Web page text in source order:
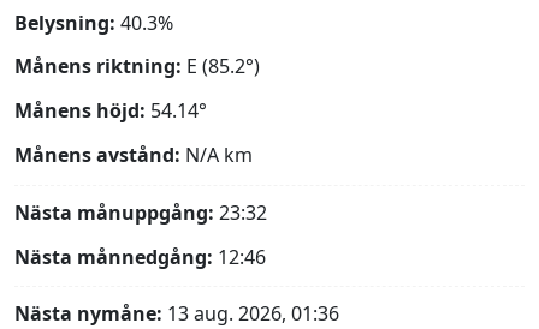
Belysning: 40.3%
Månens riktning: E (85.2°)
Månens höjd: 54.14°
Månens avstånd: N/A km
Nästa månuppgång: 23:32
Nästa månnedgång: 12:46
Nästa nymåne: 13 aug. 2026, 01:36